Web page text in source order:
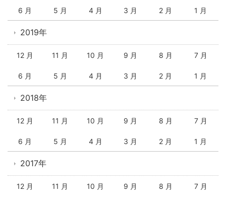
6 月 5 月 4 月 3 月 2 月 1 月
2019年
12 月 11 月 10 月 9 月 8 月 7 月
6 月 5 月 4 月 3 月 2 月 1 月
2018年
12 月 11 月 10 月 9 月 8 月 7 月
6 月 5 月 4 月 3 月 2 月 1 月
2017年
12 月 11 月 10 月 9 月 8 月 7 月